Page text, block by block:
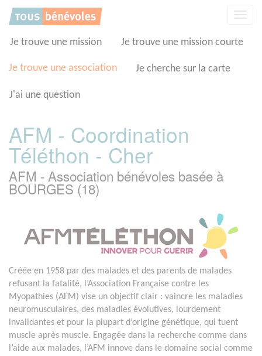
Je trouve une mission Je trouve une mission courte
Je trouve une association Je cherche sur la carte
J'ai une question
AFM - Coordination
Téléthon - Cher
AFM - Association bénévoles basée à
BOURGES (18)
Créée en 1958 par des malades et des parents de malades
refusant la fatalité, l’Association Française contre les
Myopathies (AFM) vise un objectif clair : vaincre les maladies
neuromusculaires, des maladies évolutives, lourdement
invalidantes et pour la plupart d’origine génétique, qui tuent
muscle après muscle. Engagée dans la recherche comme dans
l’aide aux malades, l’AFM innove dans le domaine social comme
Panneau de gestion des cookies